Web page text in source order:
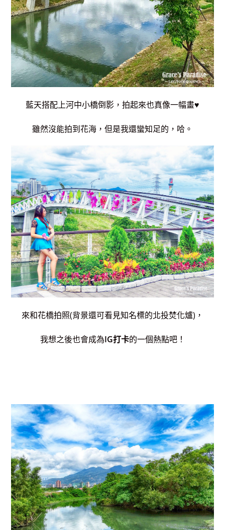
藍天搭配上河中小橋倒影，拍起來也真像一幅畫♥
雖然沒能拍到花海，但是我還蠻知足的，哈。
來和花橋拍照(背景還可看見知名標的北投焚化爐)，
我想之後也會成為IG打卡的一個熱點吧！